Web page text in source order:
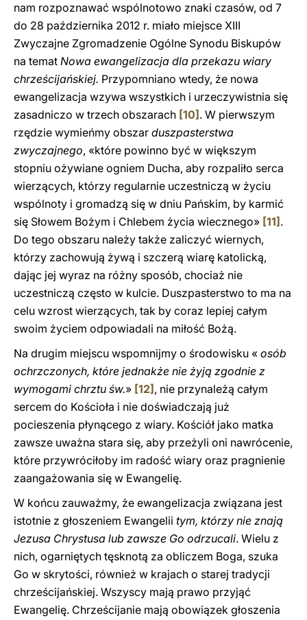
nam rozpoznawać wspólnotowo znaki czasów, od 7
do 28 października 2012 r. miało miejsce XIII
Zwyczajne Zgromadzenie Ogólne Synodu Biskupów
na temat Nowa ewangelizacja dla przekazu wiary
chrześcijańskiej. Przypomniano wtedy, że nowa
ewangelizacja wzywa wszystkich i urzeczywistnia się
zasadniczo w trzech obszarach [10] . W pierwszym
rzędzie wymieńmy obszar duszpasterstwa
zwyczajnego, «które powinno być w większym
stopniu ożywiane ogniem Ducha, aby rozpaliło serca
wierzących, którzy regularnie uczestniczą w życiu
wspólnoty i gromadzą się w dniu Pańskim, by karmić
się Słowem Bożym i Chlebem życia wiecznego» [11] .
Do tego obszaru należy także zaliczyć wiernych,
którzy zachowują żywą i szczerą wiarę katolicką,
dając jej wyraz na różny sposób, chociaż nie
uczestniczą często w kulcie. Duszpasterstwo to ma na
celu wzrost wierzących, tak by coraz lepiej całym
swoim życiem odpowiadali na miłość Bożą.
Na drugim miejscu wspomnijmy o środowisku « osób
ochrzczonych, które jednakże nie żyją zgodnie z
wymogami chrztu św.» [12] , nie przynależą całym
sercem do Kościoła i nie doświadczają już
pocieszenia płynącego z wiary. Kościół jako matka
zawsze uważna stara się, aby przeżyli oni nawrócenie,
które przywróciłoby im radość wiary oraz pragnienie
zaangażowania się w Ewangelię.
W końcu zauważmy, że ewangelizacja związana jest
istotnie z głoszeniem Ewangelii tym, którzy nie znają
Jezusa Chrystusa lub zawsze Go odrzucali. Wielu z
nich, ogarniętych tęsknotą za obliczem Boga, szuka
Go w skrytości, również w krajach o starej tradycji
chrześcijańskiej. Wszyscy mają prawo przyjąć
Ewangelię. Chrześcijanie mają obowiązek głoszenia